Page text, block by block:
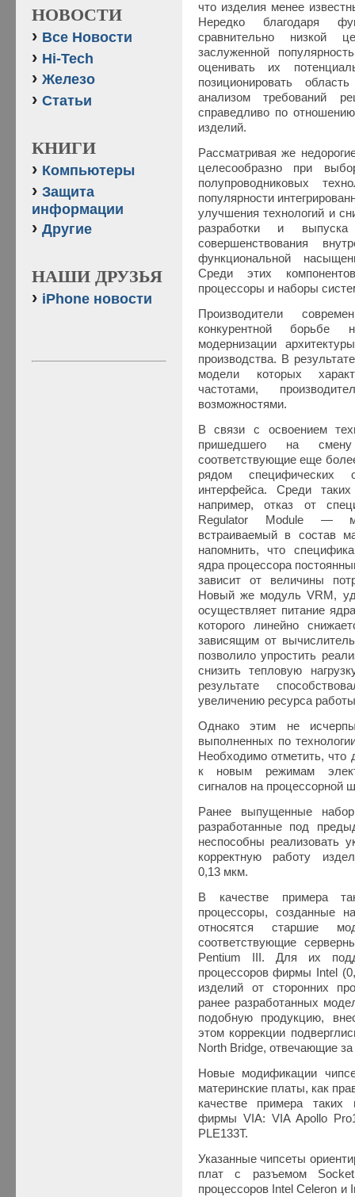
что изделия менее
Нередко благодаря
сравнительно низкой
заслуженной
оценивать их
позиционировать
анализом требований
справедливо по
изделий.
Рассматривая же
целесообразно при
полупроводниковых
популярности
улучшения технологий и
разработки и
совершенствования
функциональной
Среди этих
процессоры и наборы
Производители
конкурентной
модернизации
производства. В
модели которых
частотами,
возможностями.
В связи с освоением
пришедшего на
соответствующие еще
рядом специфических
интерфейса. Среди
например, отказ от
Regulator Module —
встраиваемый в состав
напомнить, что
ядра процессора
зависит от величины
Новый же модуль VRM,
осуществляет питание
которого линейно
зависящим от
позволило упростить
снизить тепловую
результате
увеличению ресурса
Однако этим не
выполненных по
Необходимо отметить, что
к новым режимам
сигналов на процессорной
Ранее выпущенные
разработанные под
неспособны реализовать
корректную работу
0,13 мкм.
В качестве примера
процессоры, созданные
относятся старшие
соответствующие
Pentium III. Для их
процессоров фирмы Intel
изделий от сторонних
ранее разработанных
подобную продукцию,
этом коррекции
North Bridge, отвечающие
Новые модификации
материнские платы, как
качестве примера
фирмы VIA: VIA Apollo
PLE133T.
Указанные чипсеты
плат с разъемом
процессоров Intel Celeron и
НОВОСТИ
Все Новости
Hi-Tech
Железо
Статьи
КНИГИ
Компьютеры
Защита
информации
Другие
НАШИ ДРУЗЬЯ
iPhone новости